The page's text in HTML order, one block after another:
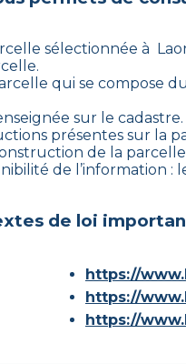
sélectionnée à
qui se compose
sur le cadastre.
présentes sur la
de la
de l’information :
de loi